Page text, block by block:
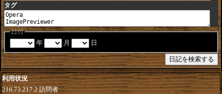
タグ
日付
年
月 日
利用状況
216.73.217.2訪問者